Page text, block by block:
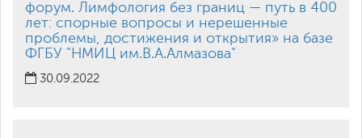
форум. Лимфология без границ — путь в 400
лет: спорные вопросы и нерешенные
проблемы, достижения и открытия» на базе
ФГБУ "НМИЦ им.В.А.Алмазова"
30.09.2022